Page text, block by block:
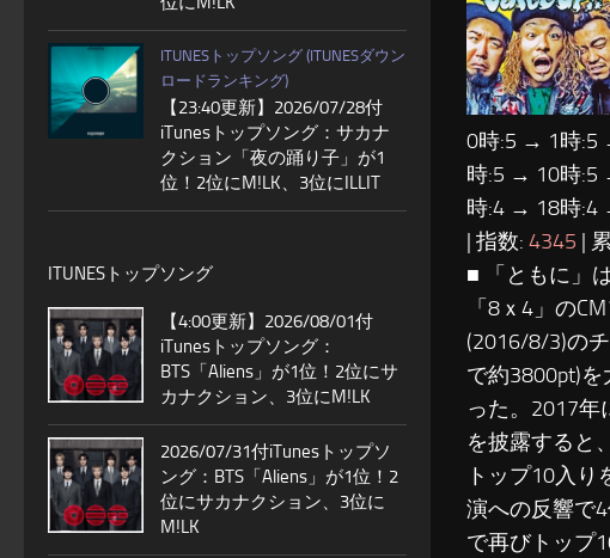
0時:5 → 1時
時:5 → 10時
時:4 → 18時
| 指数: 4345 |
■ 「ともに」
「8ｘ4」の
(2016/8/3)の
で約3800pt)
った。2017年
を披露すると
トップ10入
演への反響で
で再びトップ
ITUNESトップソング (ITUNESダウン
ロードランキング)
【23:40更新】2026/07/28付
iTunesトップソング：サカナ
クション「夜の踊り子」が1
位！2位にM!LK、3位にILLIT
ITUNESトップソング
【4:00更新】2026/08/01付
iTunesトップソング：
BTS「Aliens」が1位！2位にサ
カナクション、3位にM!LK
2026/07/31付iTunesトップソ
ング：BTS「Aliens」が1位！2
位にサカナクション、3位に
M!LK